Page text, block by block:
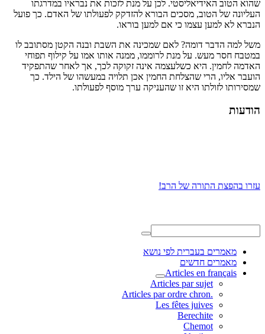
שהוא הטוב האידיאליסטי. לכן על מנת לזכות את נבראיו במדרגתו
העליונה של הטוב, מסכים הבורא להזדקק לפעולתו של האדם. כך פועל
הנברא לא למען עצמו כי אם למען בוראו.
משל למה הדבר דומה? לאם שמכינה את השבת ובנה הקטן מסתובב לו
במטבח חסר מעש. על מנת לרוממו, ממנה אותו אמו על קילוף תפוחי
האדמה לחמין. היא כשלעצמה אינה זקוקה לכך, אך לאחר שהתפקיד
הועבר אליו, הרי שהצלחת החמין אכן תלויה במעשהו של הילד. כך
שמסירותו לזולתו היא זו שהעניקה ערך מוסף לפעולתו.
הודעות
עזרו בהפצת התורה של הרב!
מאמרים בעברית לפי נושא
מאמרים חדשים
Articles en français
Articles par sujet
.Articles par ordre chron
Les fêtes juives
Berechite
Chemot